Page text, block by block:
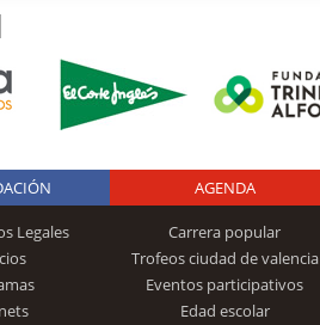
Logo
Trinidad
Legales
AGENDA
Carrera popular
Trofeos ciudad de valencia
Eventos participativos
Edad escolar